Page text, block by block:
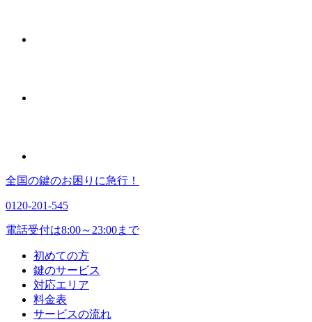
全国の鍵のお困りに急行！
0120-201-545
電話受付は8:00～23:00まで
初めての方
鍵のサービス
対応エリア
料金表
サービスの流れ